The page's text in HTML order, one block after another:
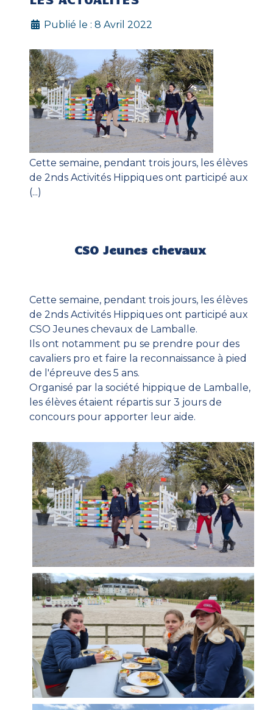
Publié le : 8 Avril 2022
Cette semaine, pendant trois jours, les élèves
de 2nds Activités Hippiques ont participé aux
(...)
CSO Jeunes chevaux
Cette semaine, pendant trois jours, les élèves
de 2nds Activités Hippiques ont participé aux
CSO Jeunes chevaux de Lamballe.
Ils ont notamment pu se prendre pour des
cavaliers pro et faire la reconnaissance à pied
de l'épreuve des 5 ans.
Organisé par la société hippique de Lamballe,
les élèves étaient répartis sur 3 jours de
concours pour apporter leur aide.